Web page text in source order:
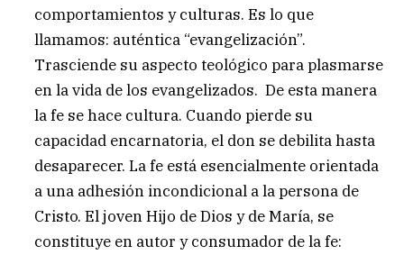
comportamientos y culturas. Es lo que
llamamos: auténtica “evangelización”.
Trasciende su aspecto teológico para plasmarse
en la vida de los evangelizados. De esta manera
la fe se hace cultura. Cuando pierde su
capacidad encarnatoria, el don se debilita hasta
desaparecer. La fe está esencialmente orientada
a una adhesión incondicional a la persona de
Cristo. El joven Hijo de Dios y de María, se
constituye en autor y consumador de la fe: